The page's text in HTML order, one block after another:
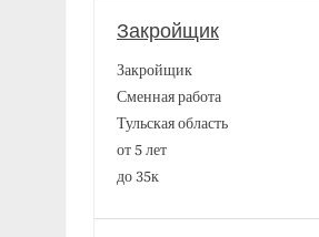
Закройщик
Закройщик
Сменная работа
Тульская область
от 5 лет
до 35к